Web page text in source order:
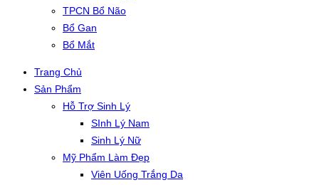
TPCN Bổ Não
Bổ Gan
Bổ Mắt
Trang Chủ
Sản Phẩm
Hỗ Trợ Sinh Lý
SInh Lý Nam
Sinh Lý Nữ
Mỹ Phẩm Làm Đẹp
Viên Uống Trắng Da